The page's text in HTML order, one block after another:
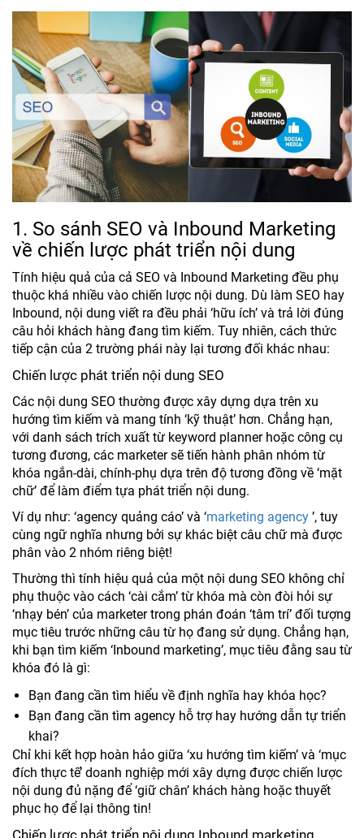
1. So sánh SEO và Inbound Marketing
về chiến lược phát triển nội dung
Tính hiệu quả của cả SEO và Inbound Marketing đều phụ
thuộc khá nhiều vào chiến lược nội dung. Dù làm SEO hay
Inbound, nội dung viết ra đều phải ‘hữu ích’ và trả lời đúng
câu hỏi khách hàng đang tìm kiếm. Tuy nhiên, cách thức
tiếp cận của 2 trường phái này lại tương đối khác nhau:
Chiến lược phát triển nội dung SEO
Các nội dung SEO thường được xây dựng dựa trên xu
hướng tìm kiếm và mang tính ‘kỹ thuật’ hơn. Chẳng hạn,
với danh sách trích xuất từ keyword planner hoặc công cụ
tương đương, các marketer sẽ tiến hành phân nhóm từ
khóa ngắn-dài, chính-phụ dựa trên độ tương đồng về ‘mặt
chữ’ để làm điểm tựa phát triển nội dung.
Ví dụ như: ‘agency quảng cáo’ và ‘marketing agency ’, tuy
cùng ngữ nghĩa nhưng bởi sự khác biệt câu chữ mà được
phân vào 2 nhóm riêng biệt!
Thường thì tính hiệu quả của một nội dung SEO không chỉ
phụ thuộc vào cách ‘cài cắm’ từ khóa mà còn đòi hỏi sự
‘nhạy bén’ của marketer trong phán đoán ‘tâm trí’ đối tượng
mục tiêu trước những câu từ họ đang sử dụng. Chẳng hạn,
khi bạn tìm kiếm ‘Inbound marketing’, mục tiêu đằng sau từ
khóa đó là gì:
Bạn đang cần tìm hiểu về định nghĩa hay khóa học?
Bạn đang cần tìm agency hỗ trợ hay hướng dẫn tự triển
khai?
Chỉ khi kết hợp hoàn hảo giữa ‘xu hướng tìm kiếm’ và ‘mục
đích thực tế’ doanh nghiệp mới xây dựng được chiến lược
nội dung đủ nặng để ‘giữ chân’ khách hàng hoặc thuyết
phục họ để lại thông tin!
Chiến lược phát triển nội dung Inbound marketing